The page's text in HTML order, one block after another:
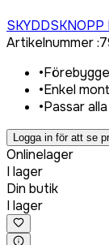
Artikelnummer:
•
•Enkel
•Passar
Logga in för att se
Onlinelager
I lager
Din butik
I lager